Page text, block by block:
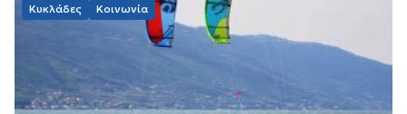
Κυκλάδες Κοινωνία